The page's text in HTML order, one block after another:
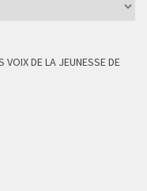
VOIX DE LA JEUNESSE DE